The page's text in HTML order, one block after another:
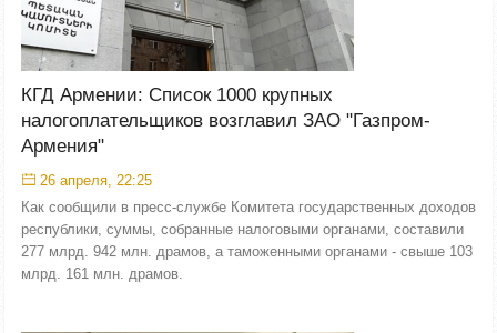
КГД Армении: Список 1000 крупных
налогоплательщиков возглавил ЗАО "Газпром-
Армения"
26 апреля, 22:25
Как сообщили в пресс-службе Комитета государственных доходов
республики, суммы, собранные налоговыми органами, составили
277 млрд. 942 млн. драмов, а таможенными органами - свыше 103
млрд. 161 млн. драмов.